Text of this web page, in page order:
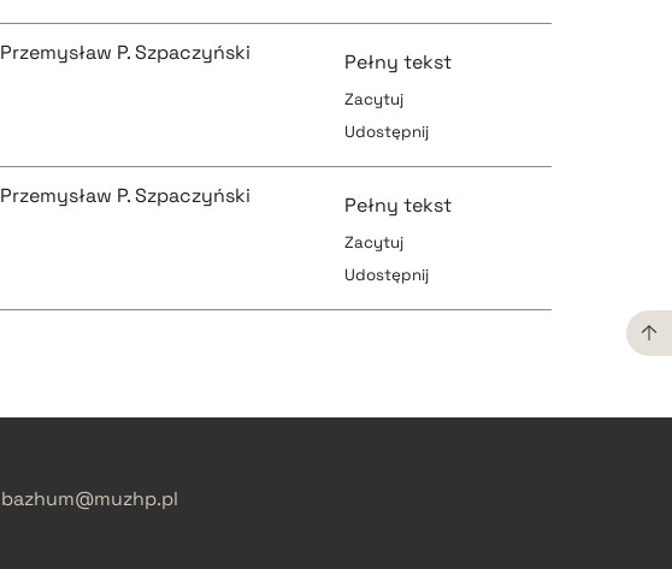
pobierz cytat
Przemysław P. Szpaczyński Pełny tekst
Zacytuj
Udostępnij
pobierz cytat
Przemysław P. Szpaczyński Pełny tekst
Zacytuj
Udostępnij
bazhum@muzhp.pl